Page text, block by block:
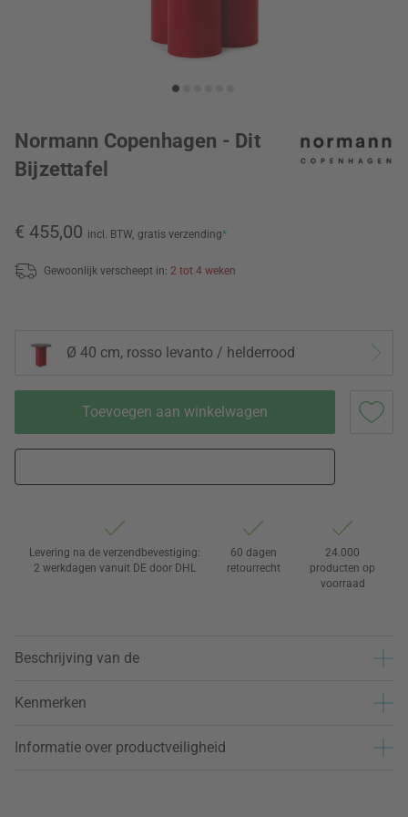
Normann Copenhagen - Dit
Bijzettafel
€ 455,00 incl. BTW, gratis verzending*
Gewoonlijk verscheept in: 2 tot 4 weken
Ø 40 cm, rosso levanto / helderrood
Toevoegen aan winkelwagen
Levering na de verzendbevestiging:
2 werkdagen vanuit DE door DHL
60 dagen
retourrecht
24.000
producten op
voorraad
Beschrijving van de
Kenmerken
Informatie over productveiligheid